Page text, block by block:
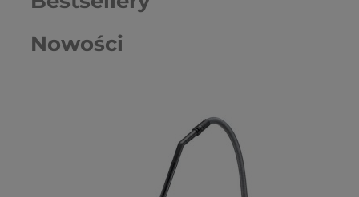
Nowości